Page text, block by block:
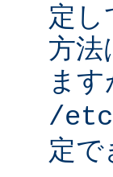
定し
方法
ます
/
定で